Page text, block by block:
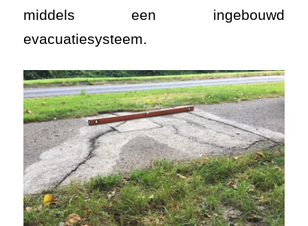
middels een ingebouwd
evacuatiesysteem.